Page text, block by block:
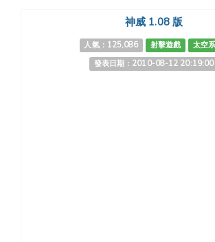
神威 1.08 版
人氣：125,086 射擊遊戲
太空
發表日期：2010-08-12 20:19:00